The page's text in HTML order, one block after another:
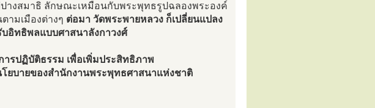
งสมาธิ ลักษณะเหมือนกับพระพุทธรูปฉลองพระองค์
ามเมืองต่างๆ ต่อมา วัดพระพายหลวง ก็เปลี่ยนแปลง
บอิทธิพลแบบศาสนาลังกาวงศ์
ารปฏิบัติธรรม เพื่อเพิ่มประสิทธิภาพ
ยบายของสำนักงานพระพุทธศาสนาแห่งชาติ